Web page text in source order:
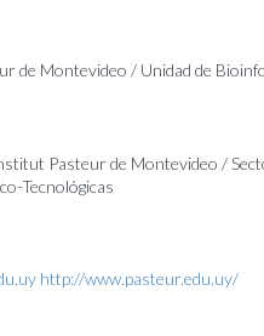
de Montevideo / Unidad de
Pasteur de Montevideo /
Tecnológicas
http://www.pasteur.edu.uy/